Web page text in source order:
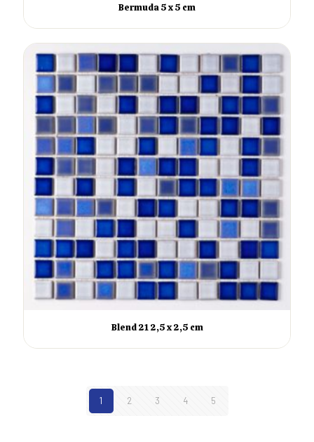
Bermuda 5 x 5 cm
Blend 21 2,5 x 2,5 cm
1 2 3 4 5